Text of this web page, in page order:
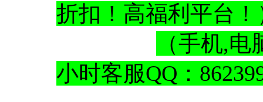
折扣！高福利平台
（手机,
小时客服QQ：